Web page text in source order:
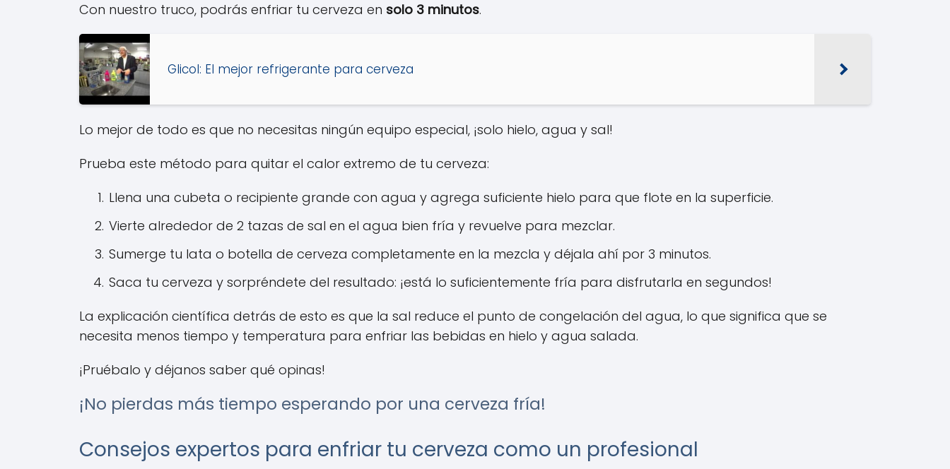
Con nuestro truco, podrás enfriar tu cerveza en solo 3 minutos.
Glicol: El mejor refrigerante para cerveza
Lo mejor de todo es que no necesitas ningún equipo especial, ¡solo hielo, agua y sal!
Prueba este método para quitar el calor extremo de tu cerveza:
Llena una cubeta o recipiente grande con agua y agrega suficiente hielo para que flote en la superficie.
Vierte alrededor de 2 tazas de sal en el agua bien fría y revuelve para mezclar.
Sumerge tu lata o botella de cerveza completamente en la mezcla y déjala ahí por 3 minutos.
Saca tu cerveza y sorpréndete del resultado: ¡está lo suficientemente fría para disfrutarla en segundos!
La explicación científica detrás de esto es que la sal reduce el punto de congelación del agua, lo que significa que se
necesita menos tiempo y temperatura para enfriar las bebidas en hielo y agua salada.
¡Pruébalo y déjanos saber qué opinas!
¡No pierdas más tiempo esperando por una cerveza fría!
Consejos expertos para enfriar tu cerveza como un profesional